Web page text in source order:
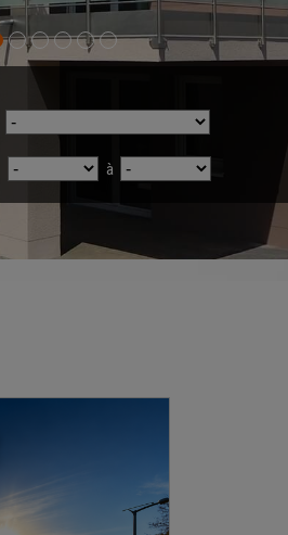
à